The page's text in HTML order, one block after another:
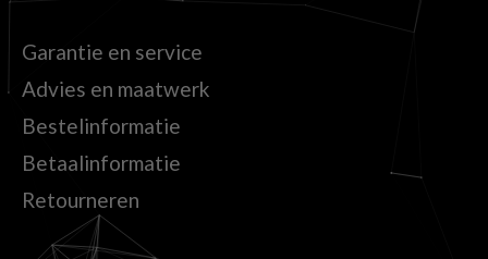
Garantie en service
Advies en maatwerk
Bestelinformatie
Betaalinformatie
Retourneren